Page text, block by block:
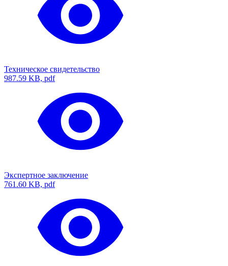
Техническое свидетельство
987.59 KB, pdf
Экспертное заключение
761.60 KB, pdf